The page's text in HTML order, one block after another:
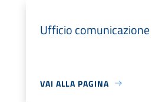
Ufficio comunicazione
VAI ALLA PAGINA